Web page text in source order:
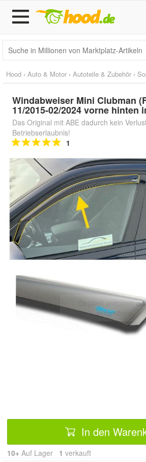
Hood › Auto & Motor › Autoteile & Zubehör ›
Windabweiser Mini Clubman
11/2015-02/2024 vorne hinten
Das Original mit ABE dadurch kein
Betriebserlaubnis!
1
Doppelt antippen
vergrößern
In den
10+ Auf Lager 1 verkauft